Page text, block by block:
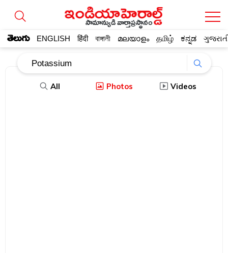
సామాన్యుడి వార్తాప్రస్థానం
తెలుగు ENGLISH हिंदी বাঙ্গালী മലയാളം தமிழ் ಕನ್ನಡ
All Photos Videos